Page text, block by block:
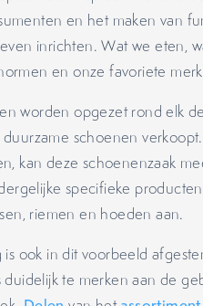
en het maken van
inrichten. Wat we eten,
en onze favoriete
worden opgezet rond elk
schoenen
kan deze schoenenzaak
specifieke
riemen en hoeden aan.
ook in dit voorbeeld
te merken aan de